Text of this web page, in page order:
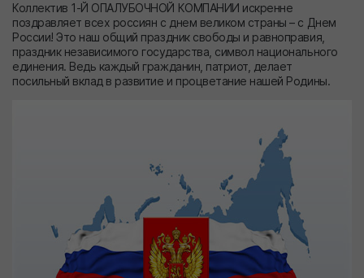
Коллектив 1-Й ОПАЛУБОЧНОЙ КОМПАНИИ искренне
поздравляет всех россиян с днем великом страны – с Днем
России! Это наш общий праздник свободы и равноправия,
праздник независимого государства, символ национального
единения. Ведь каждый гражданин, патриот, делает
посильный вклад в развитие и процветание нашей Родины.